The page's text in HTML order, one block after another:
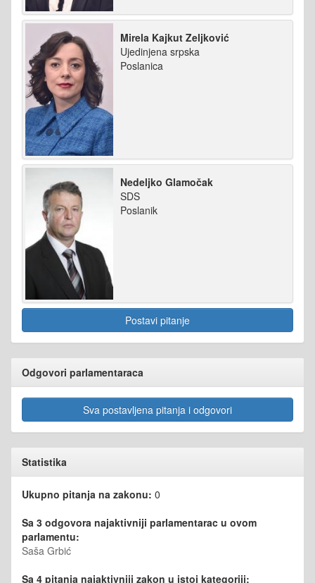
Mirela Kajkut Zeljković
Ujedinjena srpska
Poslanica
Nedeljko Glamočak
SDS
Poslanik
Postavi pitanje
Odgovori parlamentaraca
Sva postavljena pitanja i odgovori
Statistika
Ukupno pitanja na zakonu: 0
Sa 3 odgovora najaktivniji parlamentarac u ovom
parlamentu:
Saša Grbić
Sa 4 pitanja najaktivniji zakon u istoj kategoriji: